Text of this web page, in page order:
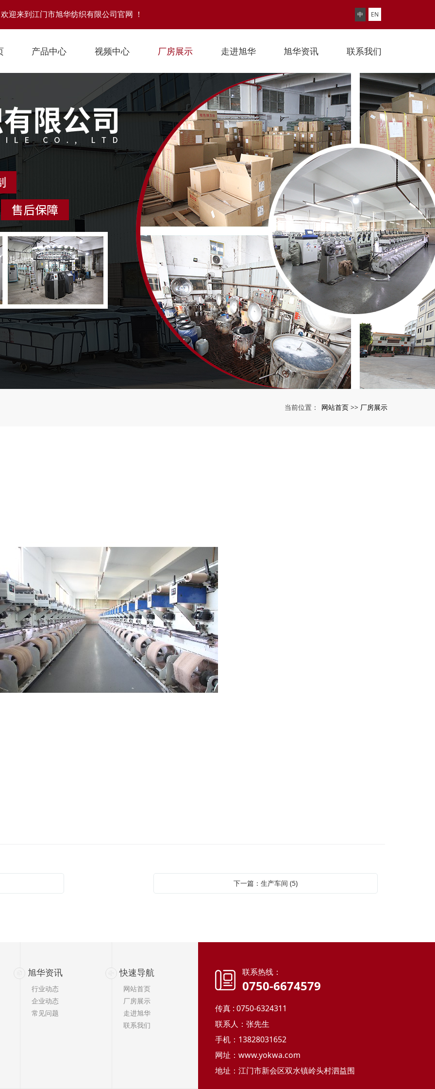
迎来到江门市旭华纺织有限公司官网 ！ 中 EN
产品中心 视频中心 厂房展示 走进旭华 旭华资讯 联系我们
当前位置： 网站首页 >> 厂房展示
下一篇：生产车间 (5)
旭华资讯
行业动态
企业动态
常见问题
快速导航
网站首页
厂房展示
走进旭华
联系我们
联系热线：
0750-6674579
传真 : 0750-6324311
联系人：张先生
手机：13828031652
网址： www.yokwa.com
地址：江门市新会区双水镇岭头村泗益围